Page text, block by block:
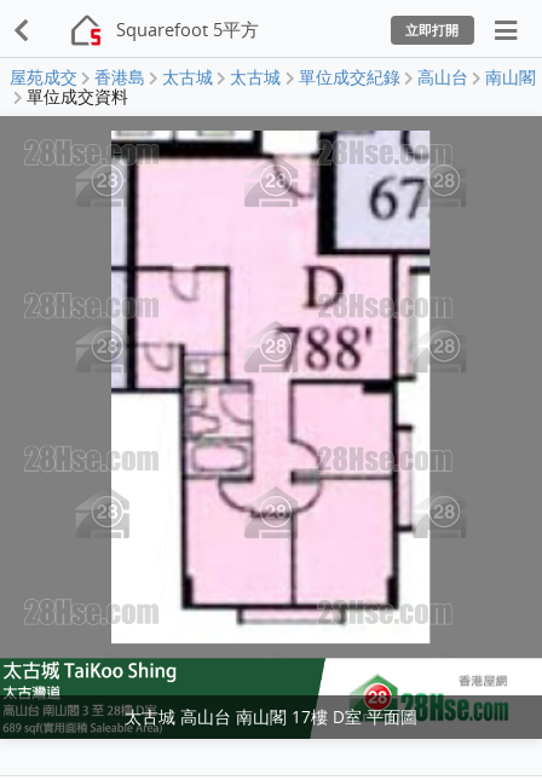
Squarefoot 5平方 立即打開
屋苑成交 香港島 太古城 太古城 單位成交紀錄 高山台
南山閣
單位成交資料
太古城 高山台 南山閣 17樓 D室 平面圖